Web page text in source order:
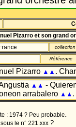
Pizarro et son grand
collection
Référence
Pizarro ▲▲ .
▲▲ -
arrabalero ▲▲ .
: 1974 ? Peu probable.
le n° 221.xxx ?